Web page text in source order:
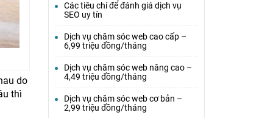
do
thì
Các tiêu chí để đánh giá dịch vụ
SEO uy tín
Dịch vụ chăm sóc web cao cấp –
6,99 triệu đồng/tháng
Dịch vụ chăm sóc web nâng cao –
4,49 triệu đồng/tháng
Dịch vụ chăm sóc web cơ bản –
2,99 triệu đồng/tháng